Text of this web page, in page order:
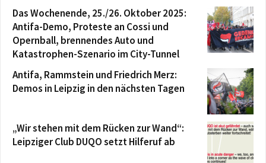
Das Wochenende, 25./26. Oktober 2025:
Antifa-Demo, Proteste an Cossi und
Opernball, brennendes Auto und
Katastrophen-Szenario im City-Tunnel
Antifa, Rammstein und Friedrich Merz:
Demos in Leipzig in den nächsten Tagen
„Wir stehen mit dem Rücken zur Wand“:
Leipziger Club DUQO setzt Hilferuf ab